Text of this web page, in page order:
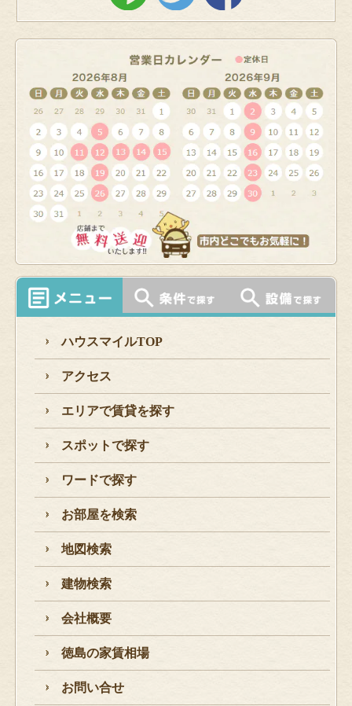
ハウスマイルTOP
アクセス
エリアで賃貸を探す
スポットで探す
ワードで探す
お部屋を検索
地図検索
建物検索
会社概要
徳島の家賃相場
お問い合せ